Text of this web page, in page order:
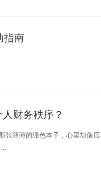
指南
财务秩序？
张薄薄的绿色本子，心里却像